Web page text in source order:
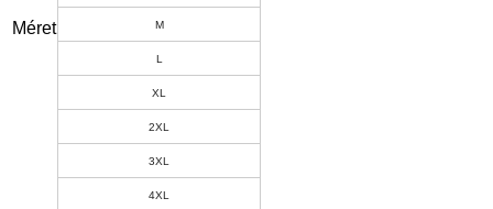
Méret M
L
XL
2XL
3XL
4XL